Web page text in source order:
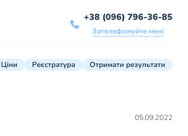
+38 (096) 796-36-85
Зателефонуйте мені
Ціни Реєстратура Отримати результати
05.09.2022